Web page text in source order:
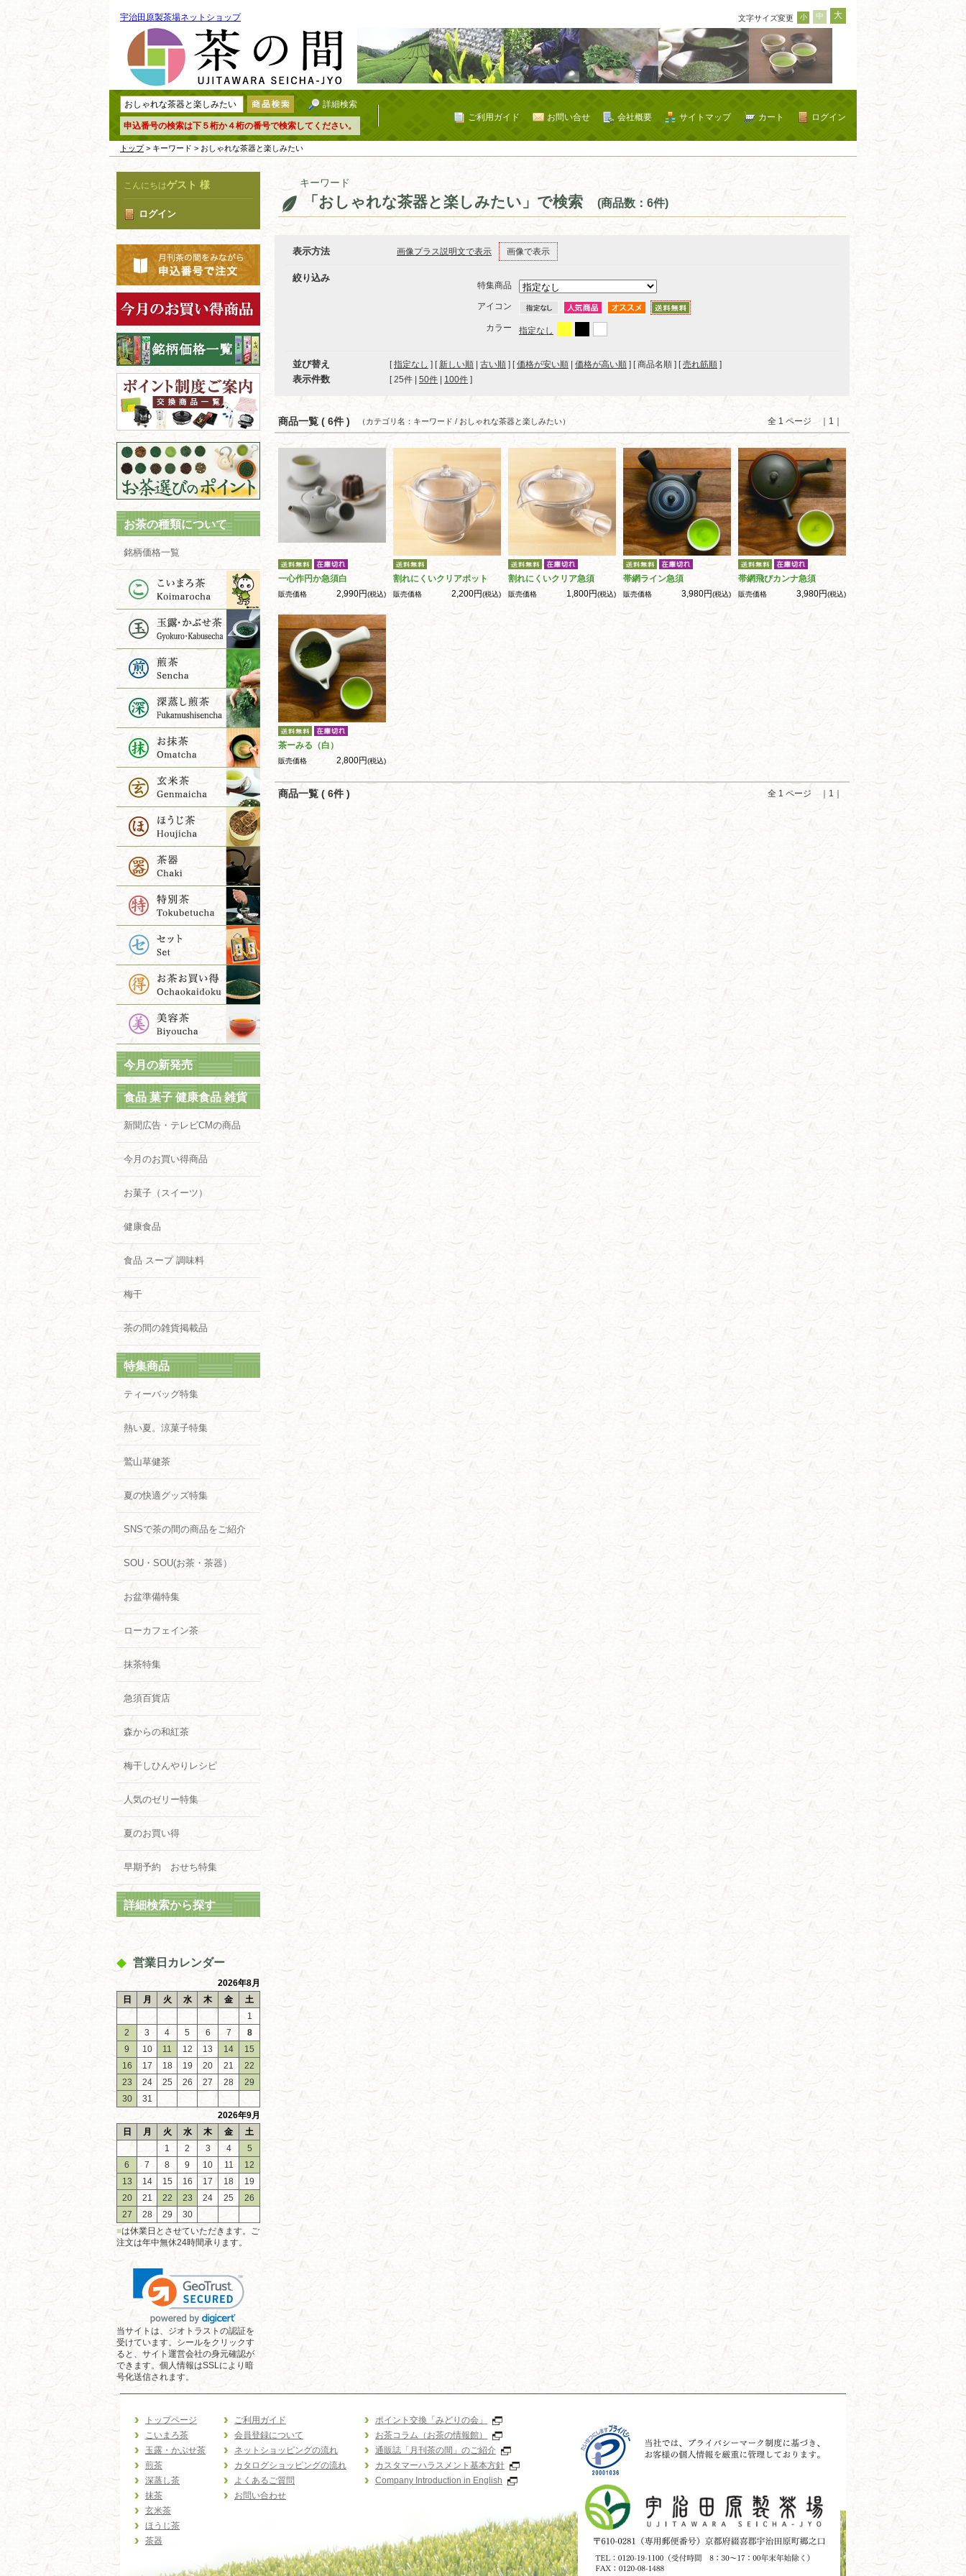
宇治田原製茶場ネットショップ 文字サイズ変更 小 中 大
詳細検索
申込番号の検索は下５桁か４桁の番号で検索してください。
ログイン
カート
サイトマップ
会社概要
お問い合せ
ご利用ガイド
トップ> キーワード > おしゃれな茶器と楽しみたい
こんにちはゲスト 様
ログイン
お茶の種類について
銘柄価格一覧
今月の新発売
食品 菓子 健康食品 雑貨
新聞広告・テレビCMの商品
今月のお買い得商品
お菓子（スイーツ）
健康食品
食品 スープ 調味料
梅干
茶の間の雑貨掲載品
特集商品
ティーバッグ特集
熱い夏。涼菓子特集
鷲山草健茶
夏の快適グッズ特集
SNSで茶の間の商品をご紹介
SOU・SOU(お茶・茶器）
お盆準備特集
ローカフェイン茶
抹茶特集
急須百貨店
森からの和紅茶
梅干しひんやりレシピ
人気のゼリー特集
夏のお買い得
早期予約 おせち特集
詳細検索から探す
営業日カレンダー
2026年8月
日
月 火 水 木 金
土
1
2
3 4 5 6 7
8
9
10 11 12 13 14
15
16
17 18 19 20 21
22
23
24 25 26 27 28
29
30
31
2026年9月
日
月 火 水 木 金
土
1
2 3 4
5
6
7 8 9 10 11
12
13
14 15 16 17 18
19
20
21 22 23 24 25
26
27
28 29
30
■は休業日とさせていただきます。ご
注文は年中無休24時間承ります。
当サイトは、ジオトラストの認証を
受けています。シールをクリックす
ると、サイト運営会社の身元確認が
できます。個人情報はSSLにより暗
号化送信されます。
キーワード
「おしゃれな茶器と楽しみたい」で検索 (商品数：6件)
表示方法 画像プラス説明文で表示 画像で表示
絞り込み
特集商品
アイコン
カラー 指定なし
並び替え [指定なし ] [ 新しい順 古い順 ] [価格が安い順 価格が高い順 ] [ 商品名順 ] [売れ筋順 ]
表示件数 [ 25件 50件 100件 ]
商品一覧 ( 6件 ) 全 1 ページ ｜1｜
（カテゴリ名：キーワード / おしゃれな茶器と楽しみたい）
一心作円か急須白
販売価格 2,990円(税込)
割れにくいクリアポット
販売価格 2,200円(税込)
割れにくいクリア急須
販売価格 1,800円(税込)
帯網ライン急須
販売価格 3,980円(税込)
帯網飛びカンナ急須
販売価格 3,980円(税込)
茶ーみる（白）
販売価格 2,800円(税込)
商品一覧 ( 6件 ) 全 1 ページ ｜1｜
トップページ
こいまろ茶
玉露・かぶせ茶
煎茶
深蒸し茶
抹茶
玄米茶
ほうじ茶
茶器
ご利用ガイド
会員登録について
ネットショッピングの流れ
カタログショッピングの流れ
よくあるご質問
お問い合わせ
ポイント交換「みどりの会」
お茶コラム（お茶の情報館）
通販誌「月刊茶の間」のご紹介
カスタマーハラスメント基本方針
Company Introduction in English